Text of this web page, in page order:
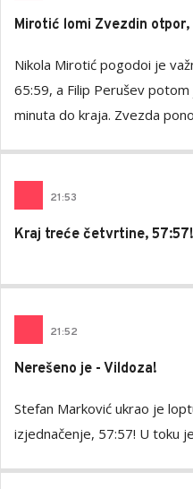
Mirotić lomi Zvezdin
Nikola Mirotić pogodoi je
65:59, a Filip Perušev
minuta do kraja. Zvezda
21:53
Kraj treće četvrtine, 57:57!
21:52
Nerešeno je - Vildoza!
Stefan Marković ukrao je
izjednačenje, 57:57! U toku